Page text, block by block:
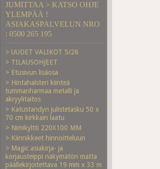
JUMITTAA > KATSO OHJE
YLEMPÄÄ !
ASIAKASPALVELUN NRO
: 0500 265 195
> UUDET VALIKOT 5/26
> TILAUSOHJEET
> Etusivun lisäosa
> Hintahalsteri kiinteä
tummanharmaa metalli ja
akryylitaitos
> Katustandyn julistetasku 50 x
70 cm kirkkain laatu
> Nimikyltti 220X100 MM
> Kiinnikkeet hinnoitteluun
> Magic asiakirja- ja
korjausteippi näkymätön matta
päällekirjoitettava 19 mm x 33 m